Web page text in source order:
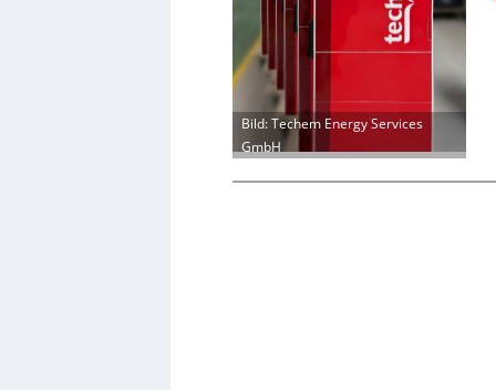
Bild: Techem Energy Services
GmbH